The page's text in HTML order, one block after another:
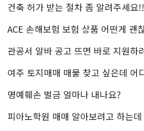
건축 허가 받는 절차 좀 알려주세요!!
명예훼손 벌금 얼마나 내나요?